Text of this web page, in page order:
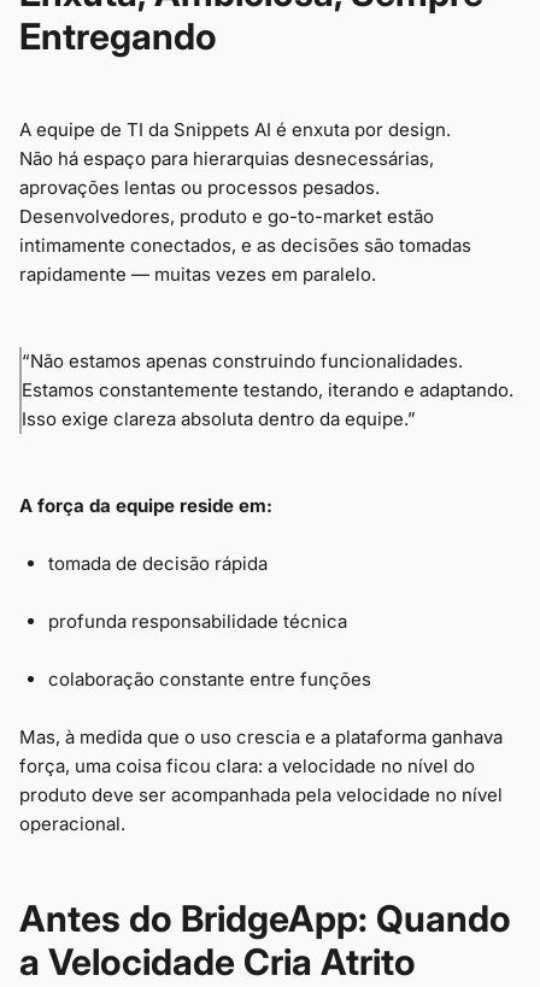
Entregando
A equipe de TI da Snippets AI é enxuta por design.
Não há espaço para hierarquias desnecessárias,
aprovações lentas ou processos pesados.
Desenvolvedores, produto e go-to-market estão
intimamente conectados, e as decisões são tomadas
rapidamente — muitas vezes em paralelo.
“Não estamos apenas construindo funcionalidades.
Estamos constantemente testando, iterando e adaptando.
Isso exige clareza absoluta dentro da equipe.”
A força da equipe reside em:
tomada de decisão rápida
profunda responsabilidade técnica
colaboração constante entre funções
Mas, à medida que o uso crescia e a plataforma ganhava
força, uma coisa ficou clara: a velocidade no nível do
produto deve ser acompanhada pela velocidade no nível
operacional.
Antes do BridgeApp: Quando
a Velocidade Cria Atrito